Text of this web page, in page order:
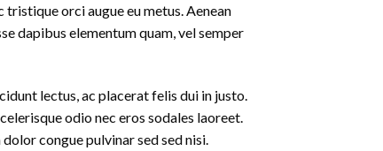
orci augue eu metus. Aenean
dapibus elementum quam, vel semper
lectus, ac placerat felis dui in justo.
odio nec eros sodales laoreet.
congue pulvinar sed sed nisi.